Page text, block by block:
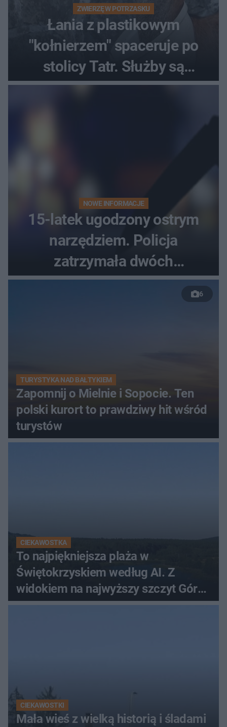
ZWIERZĘ W POTRZASKU
Łania z plastikowym
"kołnierzem" spaceruje po
stolicy Tatr. Służby są
bezradne
NOWE INFORMACJE
15-latek ugodzony ostrym
narzędziem. Policja
zatrzymała dwóch
nastolatków
6
TURYSTYKA NAD BAŁTYKIEM
Zapomnij o Mielnie i Sopocie. Ten
polski kurort to prawdziwy hit wśród
turystów
CIEKAWOSTKA
To najpiękniejsza plaża w
Świętokrzyskiem według AI. Z
widokiem na najwyższy szczyt Gór
Świętokrzyskich
CIEKAWOSTKI
Mała wieś z wielką historią i śladami